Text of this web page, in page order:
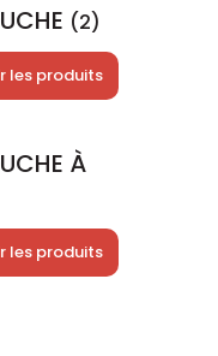
(2)
les produits
À
les produits